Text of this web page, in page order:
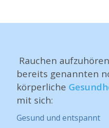
Rauchen
bereits genannten
körperliche
mit sich:
Gesund und entspannt